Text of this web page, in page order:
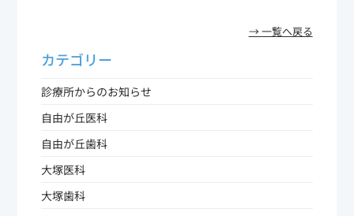
→ 一覧へ戻る
カテゴリー
診療所からのお知らせ
自由が丘医科
自由が丘歯科
大塚医科
大塚歯科